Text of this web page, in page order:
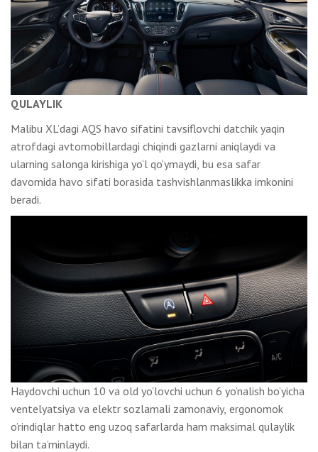
QULAYLIK
Malibu XL’dagi AQS havo sifatini tavsiflovchi datchik yaqin
atrofdagi avtomobillardagi chiqindi gazlarni aniqlaydi va
ularning salonga kirishiga yo‘l qo‘ymaydi, bu esa safar
davomida havo sifati borasida tashvishlanmaslikka imkonini
beradi.
Haydovchi uchun 10 va old yo’lovchi uchun 6 yo’nalish bo’yicha
ventelyatsiya va elektr sozlamali zamonaviy, ergonomok
o’rindiqlar hatto eng uzoq safarlarda ham maksimal qulaylik
bilan ta’minlaydi.